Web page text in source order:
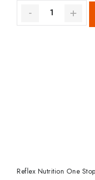
Reflex Nutrition One